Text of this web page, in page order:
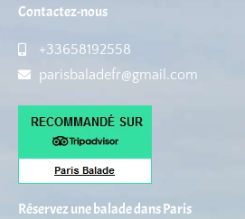
Contactez-nous
+33658192558
parisbaladefr@gmail.com
Réservez une balade dans Paris